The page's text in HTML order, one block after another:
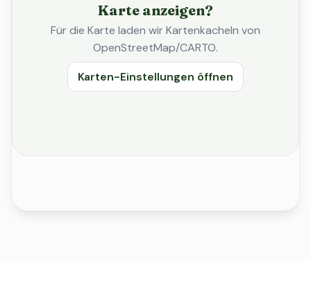
Karte anzeigen?
Für die Karte laden wir Kartenkacheln von
OpenStreetMap/CARTO.
Karten-Einstellungen öffnen